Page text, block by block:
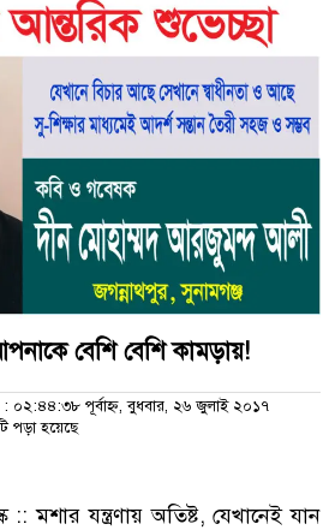
বেশি বেশি কামড়ায়!
০২:৪৪:৩৮ পূর্বাহ্ন, বুধবার, ২৬ জুলাই ২০১৭
পড়া হয়েছে
:: মশার যন্ত্রণায় অতিষ্ট, যেখানেই যান